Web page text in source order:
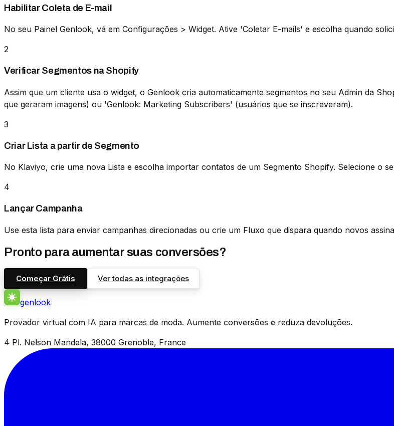
Habilitar Coleta de E-mail
No seu Painel Genlook, vá em Configurações > Widget. Ative 'Coletar E-mails' e escolha quando
2
Verificar Segmentos na Shopify
Assim que um cliente usa o widget, o Genlook cria automaticamente segmentos no seu Admin da
que geraram imagens) ou 'Genlook: Marketing Subscribers' (usuários que se inscreveram).
3
Criar Lista a partir de Segmento
No Klaviyo, crie uma nova Lista e escolha importar contatos de um Segmento Shopify. Selecione o
4
Lançar Campanha
Use esta lista para enviar campanhas direcionadas ou crie um Fluxo que dispara quando novos
Pronto para aumentar suas conversões?
Começar Grátis Ver todas as integrações
genlook
Provador virtual com IA para marcas de moda. Aumente conversões e reduza devoluções.
4 Pl. Nelson Mandela, 38000 Grenoble, France